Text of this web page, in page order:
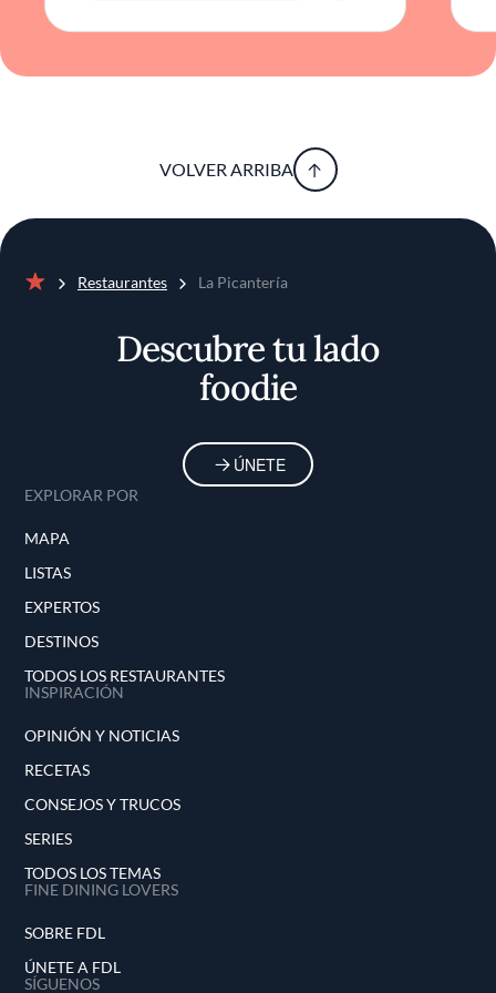
controlado, traduce fielmente la filosofía del
Picantería traza un discurso sutil: pone en
primer plano la verdad del producto y la
narrativa de una cocina viva, revelando por
qué sigue siendo punto de referencia
VOLVER ARRIBA
Restaurantes La Picantería
Descubre tu lado
foodie
ÚNETE
EXPLORAR POR
MAPA
LISTAS
EXPERTOS
DESTINOS
TODOS LOS RESTAURANTES
INSPIRACIÓN
OPINIÓN Y NOTICIAS
RECETAS
CONSEJOS Y TRUCOS
SERIES
TODOS LOS TEMAS
FINE DINING LOVERS
SOBRE FDL
ÚNETE A FDL
SÍGUENOS